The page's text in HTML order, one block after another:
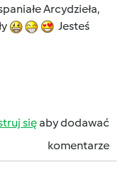
Arcydzieła,
Jesteś
sięaby dodawać
komentarze